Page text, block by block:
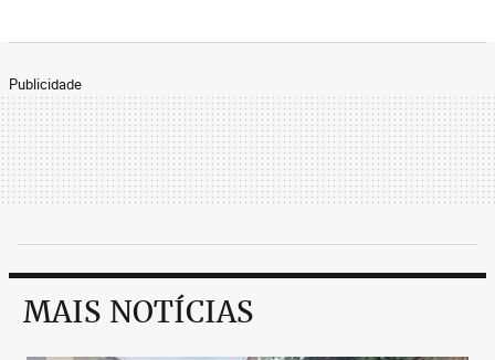
Publicidade
MAIS NOTÍCIAS